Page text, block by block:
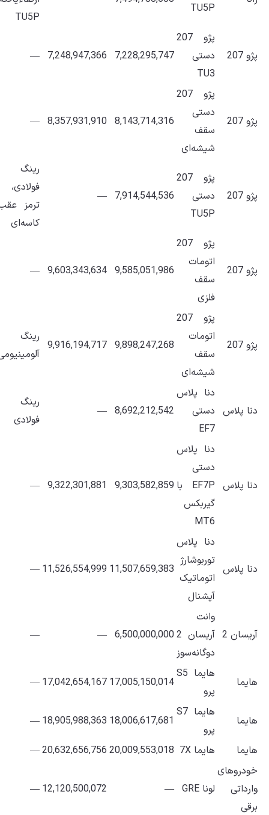
TU5P
TU5P
پژو 207
پژو 207
دستی
TU3
7,228,295,747
7,248,947,366
—
پژو 207
پژو 207
دستی
سقف
شیشه‌ای
8,143,714,316
8,357,931,910
—
پژو 207
پژو 207
دستی
TU5P
7,914,544,536
—
رینگ
فولادی،
ترمز عقب
کاسه‌ای
پژو 207
پژو 207
اتومات
سقف
فلزی
9,585,051,986
9,603,343,634
—
پژو 207
پژو 207
اتومات
سقف
شیشه‌ای
9,898,247,268
9,916,194,717
رینگ
آلومینیومی
دنا پلاس
دنا پلاس
دستی
EF7
8,692,212,542
—
رینگ
فولادی
دنا پلاس
دنا پلاس
دستی
EF7P با
گیربکس
MT6
9,303,582,859
9,322,301,881
—
دنا پلاس
دنا پلاس
توربوشارژ
اتوماتیک
آپشنال
11,507,659,383
11,526,554,999
—
آریسان 2
وانت
آریسان 2
دوگانه‌سوز
6,500,000,000
—
—
هایما
هایما S5
پرو
17,005,150,014
17,042,654,167
—
هایما
هایما S7
پرو
18,006,617,681
18,905,988,363
—
هایما هایما 7X 20,009,553,018
20,632,656,756
—
خودروهای
وارداتی
برقی
لونا GRE —
12,120,500,072
—